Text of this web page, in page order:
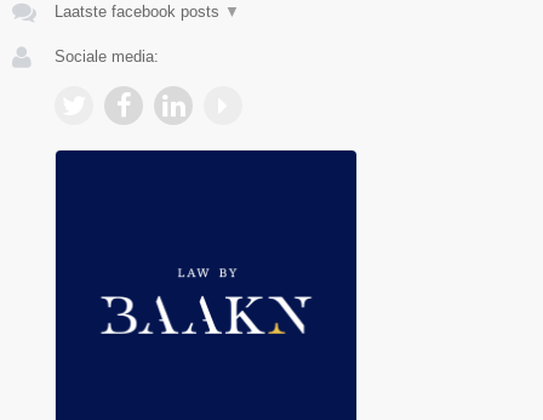
Laatste facebook posts ▼
Sociale media: